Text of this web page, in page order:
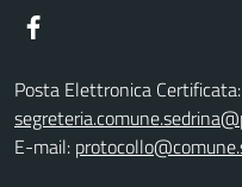
Posta Elettronica Certificata:
E-mail: